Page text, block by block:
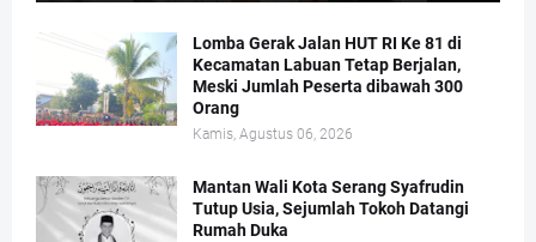
Lomba Gerak Jalan HUT RI Ke 81 di
Kecamatan Labuan Tetap Berjalan,
Meski Jumlah Peserta dibawah 300
Orang
Kamis, Agustus 06, 2026
Mantan Wali Kota Serang Syafrudin
Tutup Usia, Sejumlah Tokoh Datangi
Rumah Duka